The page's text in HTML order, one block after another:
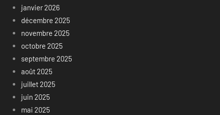
janvier 2026
décembre 2025
novembre 2025
octobre 2025
septembre 2025
août 2025
juillet 2025
juin 2025
mai 2025